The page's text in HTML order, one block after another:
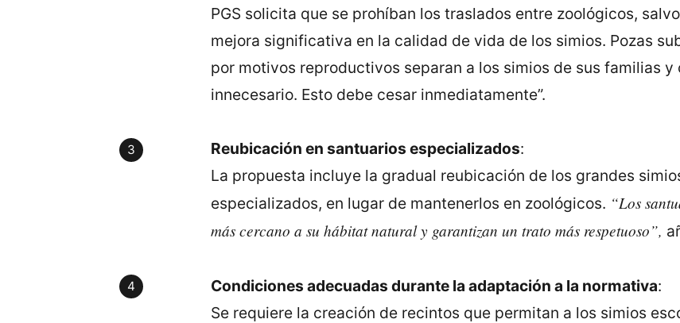
PGS solicita que se prohíban los traslados entre zoológicos,
mejora significativa en la calidad de vida de los simios. Pozas
por motivos reproductivos separan a los simios de sus familias y
innecesario. Esto debe cesar inmediatamente”.
Reubicación en santuarios especializados:
La propuesta incluye la gradual reubicación de los grandes
especializados, en lugar de mantenerlos en zoológicos. “Los
más cercano a su hábitat natural y garantizan un trato más respetuoso”,
Condiciones adecuadas durante la adaptación a la normativa:
Se requiere la creación de recintos que permitan a los simios